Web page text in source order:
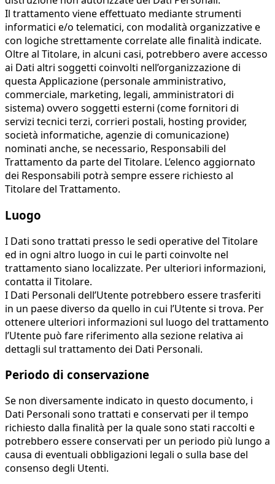
Il trattamento viene effettuato mediante strumenti
informatici e/o telematici, con modalità organizzative e
con logiche strettamente correlate alle finalità indicate.
Oltre al Titolare, in alcuni casi, potrebbero avere accesso
ai Dati altri soggetti coinvolti nell’organizzazione di
questa Applicazione (personale amministrativo,
commerciale, marketing, legali, amministratori di
sistema) ovvero soggetti esterni (come fornitori di
servizi tecnici terzi, corrieri postali, hosting provider,
società informatiche, agenzie di comunicazione)
nominati anche, se necessario, Responsabili del
Trattamento da parte del Titolare. L’elenco aggiornato
dei Responsabili potrà sempre essere richiesto al
Titolare del Trattamento.
Luogo
I Dati sono trattati presso le sedi operative del Titolare
ed in ogni altro luogo in cui le parti coinvolte nel
trattamento siano localizzate. Per ulteriori informazioni,
contatta il Titolare.
I Dati Personali dell’Utente potrebbero essere trasferiti
in un paese diverso da quello in cui l’Utente si trova. Per
ottenere ulteriori informazioni sul luogo del trattamento
l’Utente può fare riferimento alla sezione relativa ai
dettagli sul trattamento dei Dati Personali.
Periodo di conservazione
Se non diversamente indicato in questo documento, i
Dati Personali sono trattati e conservati per il tempo
richiesto dalla finalità per la quale sono stati raccolti e
potrebbero essere conservati per un periodo più lungo a
causa di eventuali obbligazioni legali o sulla base del
consenso degli Utenti.